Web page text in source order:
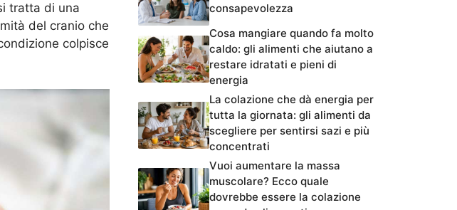
tratta di una
del cranio che
colpisce
consapevolezza
Cosa mangiare quando fa molto
caldo: gli alimenti che aiutano a
restare idratati e pieni di
energia
La colazione che dà energia per
tutta la giornata: gli alimenti da
scegliere per sentirsi sazi e più
concentrati
Vuoi aumentare la massa
muscolare? Ecco quale
dovrebbe essere la colazione